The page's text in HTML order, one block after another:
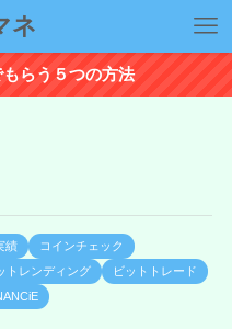
ネ
らう５つの方法
績
コインチェック
トレンディング
ビットトレード